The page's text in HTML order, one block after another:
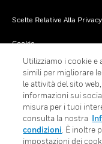
Scelte Relative Alla Privacy
Cookie
Annulla Sottoscrizione
Utilizziamo i cookie
simili per migliorare
le attività del sito
informazioni sui
misura per i tuoi
consulta la nostra
condizioni . È inoltre
impostazioni dei